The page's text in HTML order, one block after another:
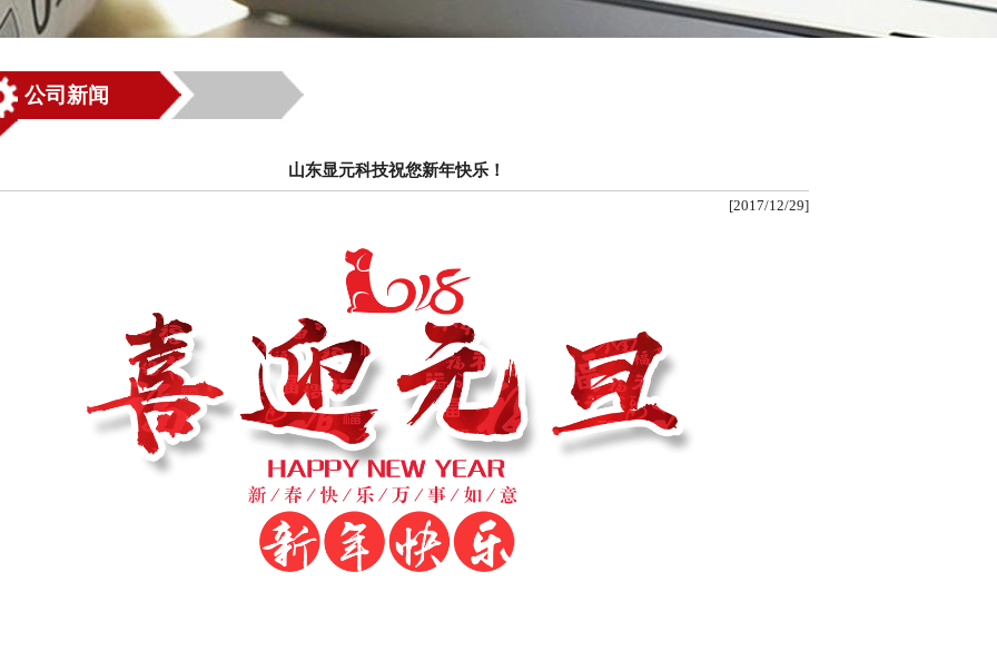
公司新闻
山东显元科技祝您新年快乐！
[2017/12/29]